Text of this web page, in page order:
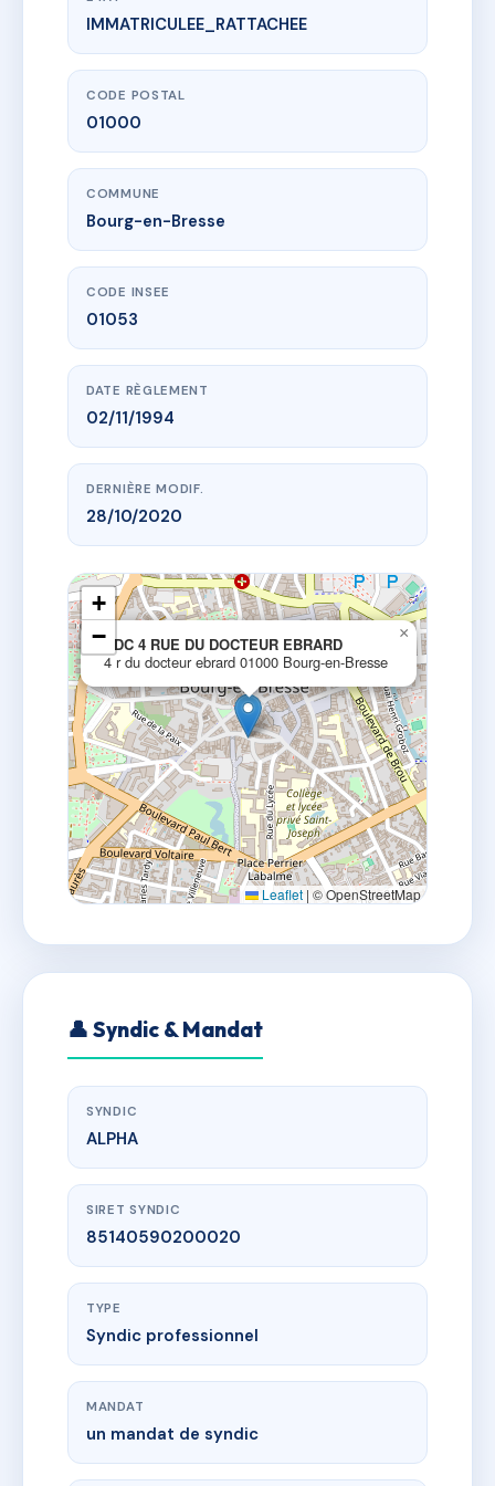
www.vme.plus/AB5217658
SDC 4 RUE DU DOCTEUR EBRARD
4 r du docteur ebrard
IMMATRICULEE_RATTACHEE
CODE POSTAL
01000
COMMUNE
Bourg-en-Bresse
CODE INSEE
01053
DATE RÈGLEMENT
02/11/1994
DERNIÈRE MODIF.
28/10/2020
SDC 4 RUE DU DOCTEUR EBRARD
4 r du docteur ebrard 01000 Bourg-en-Bresse
×
+
−
Leaflet | © OpenStreetMap
👤 Syndic & Mandat
SYNDIC
ALPHA
SIRET SYNDIC
85140590200020
TYPE
Syndic professionnel
MANDAT
un mandat de syndic